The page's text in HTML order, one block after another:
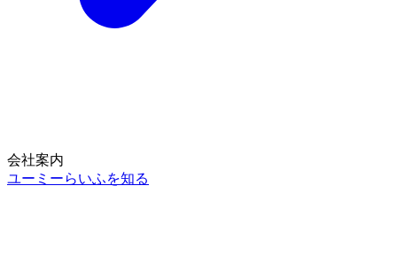
会社案内
ユーミーらいふを知る